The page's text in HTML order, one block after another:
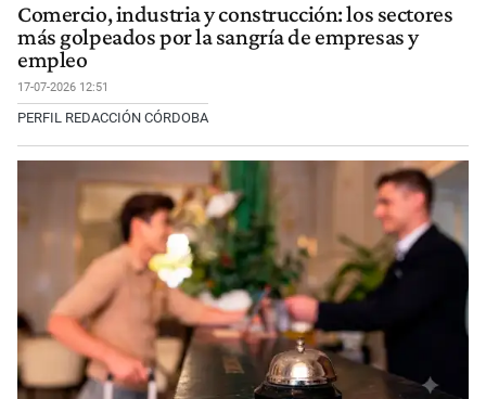
Comercio, industria y construcción: los sectores
más golpeados por la sangría de empresas y
empleo
17-07-2026 12:51
PERFIL REDACCIÓN CÓRDOBA